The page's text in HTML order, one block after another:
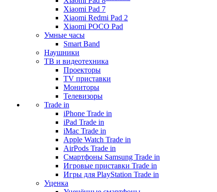
Xiaomi Pad 7
Xiaomi Redmi Pad 2
Xiaomi POCO Pad
Умные часы
Smart Band
Наушники
ТВ и видеотехника
Проекторы
TV приставки
Мониторы
Телевизоры
Trade in
iPhone Trade in
iPad Trade in
iMac Trade in
Apple Watch Trade in
AirPods Trade in
Смартфоны Samsung Trade in
Игровые приставки Trade in
Игры для PlayStation Trade in
Уценка